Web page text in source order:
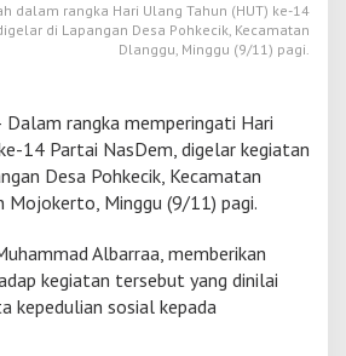
dalam rangka Hari Ulang Tahun (HUT) ke-14
di Lapangan Desa Pohkecik, Kecamatan
Dlanggu, Minggu (9/11) pagi.
Dalam rangka memperingati Hari
14 Partai NasDem, digelar kegiatan
Desa Pohkecik, Kecamatan
Mojokerto, Minggu (9/11) pagi.
Albarraa, memberikan
kegiatan tersebut yang dinilai
kepedulian sosial kepada